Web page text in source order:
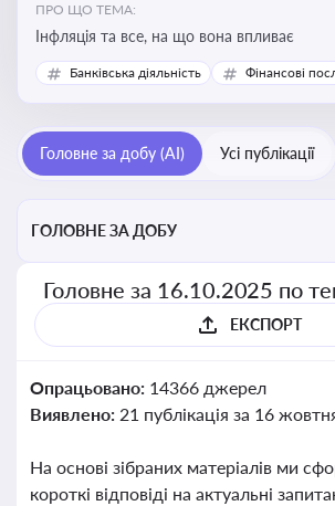
ПРО ЩО ТЕМА:
Інфляція та все, на що вона впливає
Банківська діяльність Фінансові
Головне за добу (AI) Усі публікації
ГОЛОВНЕ ЗА ДОБУ
Головне за 16.10.2025 по
ЕКСПОРТ
Опрацьовано: 14366 джерел
Виявлено: 21 публікація за 16
На основі зібраних матеріалів ми
короткі відповіді на актуальні